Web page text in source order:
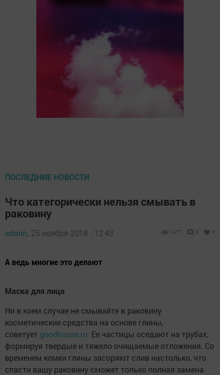
ПОСЛЕДНИЕ НОВОСТИ
Что категорически нельзя смывать в
раковину
admin, 25 ноября 2018 - 12:43 1417 0 0
А ведь многие это делают
Маска для лица
Ни в коем случае не смывайте в раковину
косметические средства на основе глины,
советует goodhouse.ru Ее частицы оседают на трубах,
формируя твердые и тяжело очищаемые отложения. Со
временем комки глины засоряют слив настолько, что
спасти вашу раковину сможет только полная замена